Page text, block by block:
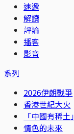
速遞
解讀
評論
播客
影音
系列
2026伊朗戰爭
香港世紀大火
「中國有稀土」
情色的未來